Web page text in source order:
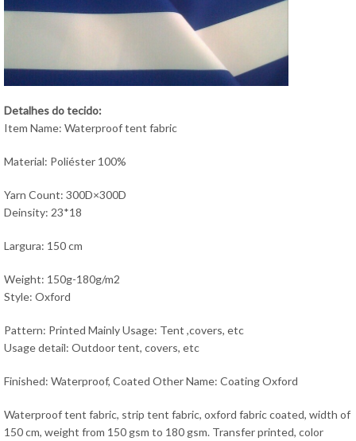
Detalhes do tecido:
Item Name: Waterproof tent fabric
Material: Poliéster 100%
Yarn Count: 300D×300D
Deinsity: 23*18
Largura: 150 cm
Weight: 150g-180g/m2
Style: Oxford
Pattern: Printed Mainly Usage: Tent ,covers, etc
Usage detail: Outdoor tent, covers, etc
Finished: Waterproof, Coated Other Name: Coating Oxford
Waterproof tent fabric, strip tent fabric, oxford fabric coated, width of
150 cm, weight from 150 gsm to 180 gsm. Transfer printed, color